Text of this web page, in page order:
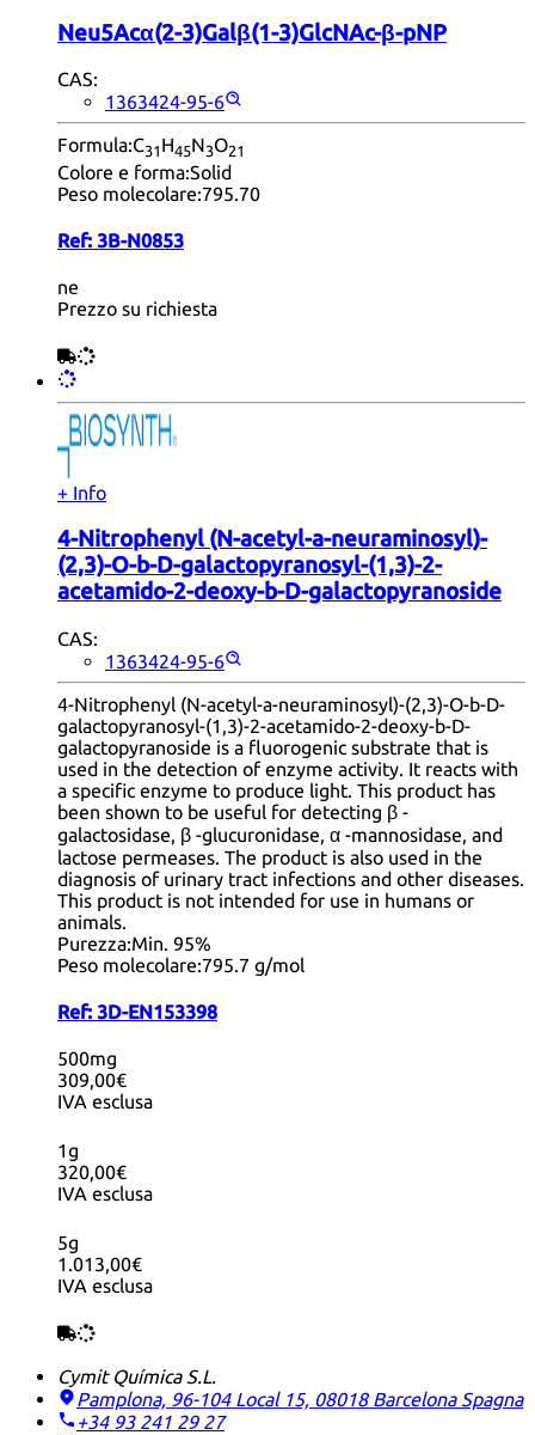
Neu5Acα(2-3)Galβ(1-3)GlcNAc-β-pNP
CAS:
1363424-95-6
Formula:C31 H45N3O21
Colore e forma:Solid
Peso molecolare:795.70
Ref: 3B-N0853
ne
Prezzo su richiesta
+ Info
4-Nitrophenyl (N-acetyl-a-neuraminosyl)-
(2,3)-O-b-D-galactopyranosyl-(1,3)-2-
acetamido-2-deoxy-b-D-galactopyranoside
CAS:
1363424-95-6
4-Nitrophenyl (N-acetyl-a-neuraminosyl)-(2,3)-O-b-D-
galactopyranosyl-(1,3)-2-acetamido-2-deoxy-b-D-
galactopyranoside is a fluorogenic substrate that is
used in the detection of enzyme activity. It reacts with
a specific enzyme to produce light. This product has
been shown to be useful for detecting β -
galactosidase, β -glucuronidase, α -mannosidase, and
lactose permeases. The product is also used in the
diagnosis of urinary tract infections and other diseases.
This product is not intended for use in humans or
animals.
Purezza:Min. 95%
Peso molecolare:795.7 g/mol
Ref: 3D-EN153398
500mg
309,00€
IVA esclusa
1g
320,00€
IVA esclusa
5g
1.013,00€
IVA esclusa
Cymit Química S.L.
Pamplona, 96-104 Local 15, 08018 Barcelona Spagna
+34 93 241 29 27